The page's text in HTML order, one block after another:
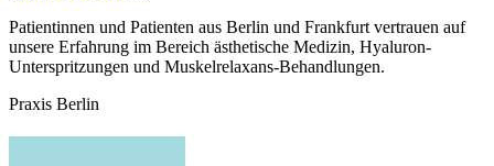
Patientinnen und Patienten aus Berlin und Frankfurt vertrauen auf
unsere Erfahrung im Bereich ästhetische Medizin, Hyaluron-
Unterspritzungen und Muskelrelaxans-Behandlungen.
Praxis Berlin